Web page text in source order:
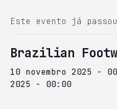
Este evento já
Brazilian
10 novembro 2025 -
2025 - 00:00